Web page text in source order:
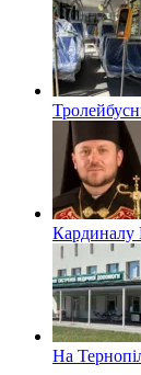
Кардиналу
На